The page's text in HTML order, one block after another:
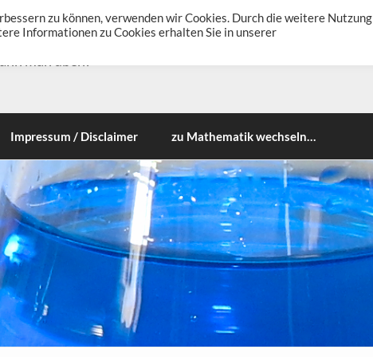
Impressum / Disclaimer zu Mathematik wechseln…
zu können, verwenden wir Cookies. Durch die weitere Nutzung
Informationen zu Cookies erhalten Sie in unserer